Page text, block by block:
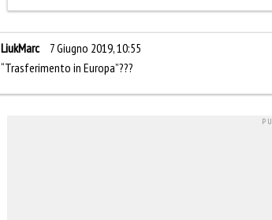
LiukMarc
7 Giugno 2019, 10:55
“Trasferimento in Europa”???